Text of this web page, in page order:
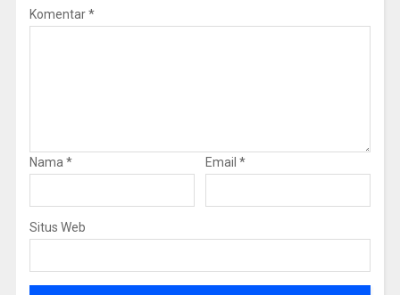
Komentar*
Nama * Email *
Situs Web